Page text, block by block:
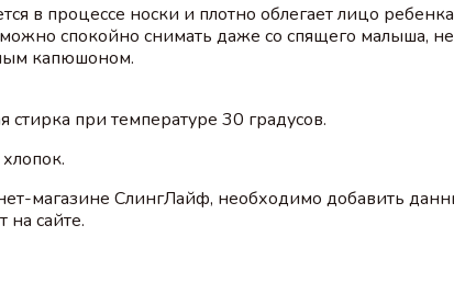
в процессе носки и плотно облегает лицо
спокойно снимать даже со спящего малыша,
капюшоном.
стирка при температуре 30 градусов.
магазине СлингЛайф, необходимо добавить
на сайте.